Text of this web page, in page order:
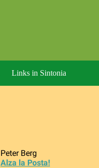
Links in Sintonia
Peter Berg
Alza la Posta!